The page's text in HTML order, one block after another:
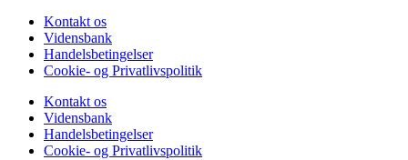
Kontakt os
Vidensbank
Handelsbetingelser
Cookie- og Privatlivspolitik
Kontakt os
Vidensbank
Handelsbetingelser
Cookie- og Privatlivspolitik